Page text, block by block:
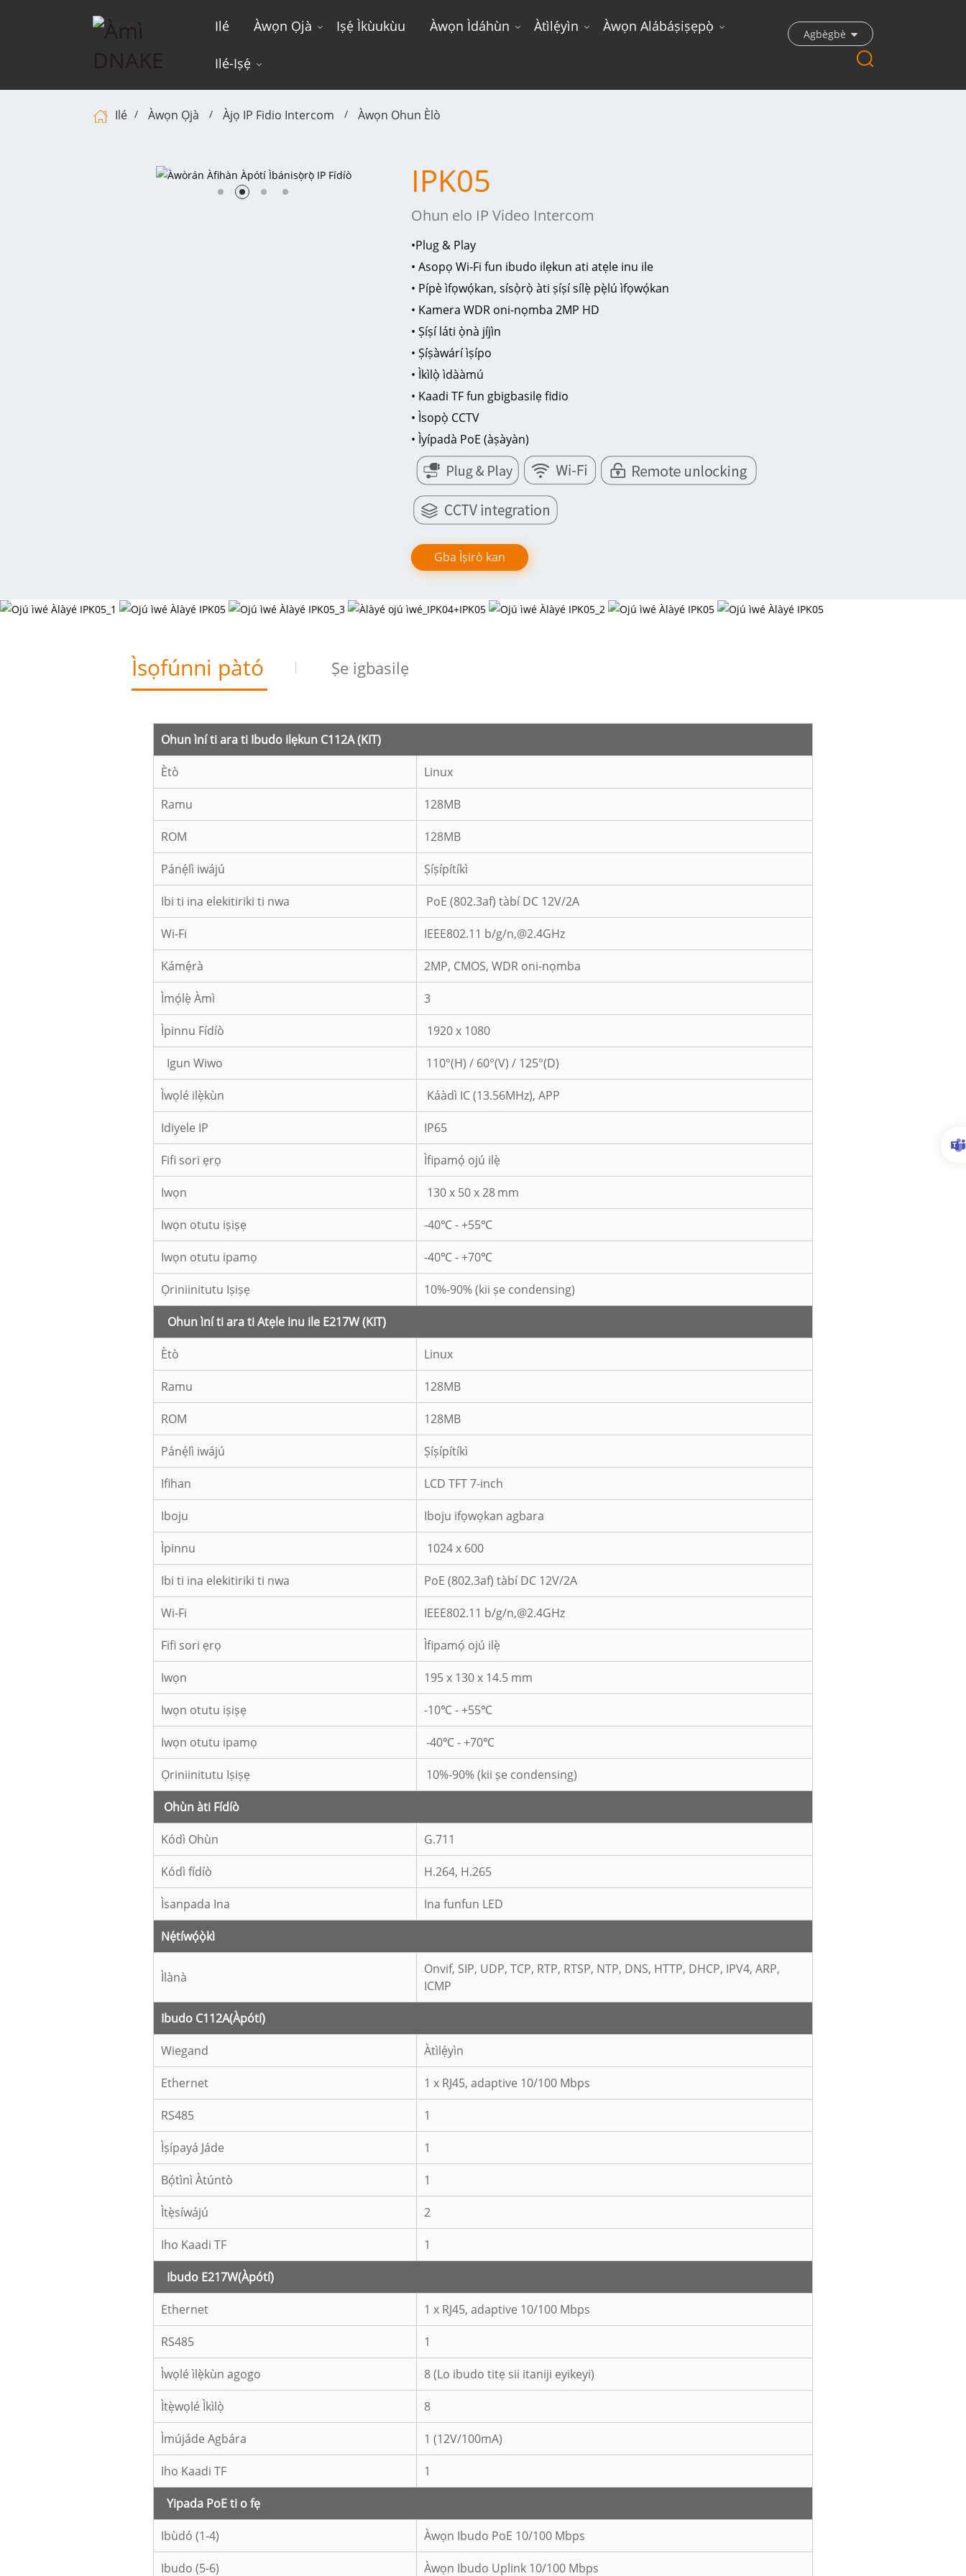
Ilé Àwọn Ọjà Iṣẹ́ Ìkùukùu Àwọn Ìdáhùn Àtìlẹ́yìn Àwọn Alábáṣiṣẹpọ̀
Ilé-Iṣẹ́
Agbègbè
Ilé Àwọn Ọjà Àjọ IP Fidio Intercom Àwọn Ohun Èlò
IPK05
Ohun elo IP Video Intercom
•Plug & Play
• Asopọ Wi-Fi fun ibudo ilẹkun ati atẹle inu ile
• Pípè ìfọwọ́kan, sísọ̀rọ̀ àti ṣíṣí sílẹ̀ pẹ̀lú ìfọwọ́kan
• Kamera WDR oni-nọmba 2MP HD
• Ṣíṣí láti ọ̀nà jíjìn
• Ṣíṣàwárí ìṣípo
• Ìkìlọ̀ ìdààmú
• Kaadi TF fun gbigbasilẹ fidio
• Ìsopọ̀ CCTV
• Ìyípadà PoE (àṣàyàn)
Gba Ìṣirò kan
Ìsọfúnni pàtó Ṣe igbasilẹ
Ohun ìní ti ara ti Ibudo ilẹkun C112A (KIT)
Ètò Linux
Ramu 128MB
ROM 128MB
Pánẹ́lì iwájú Ṣíṣípítíkì
Ibi ti ina elekitiriki ti nwa PoE (802.3af) tàbí DC 12V/2A
Wi-Fi IEEE802.11 b/g/n,@2.4GHz
Kámẹ́rà 2MP, CMOS, WDR oni-nọmba
Ìmọ́lẹ̀ Àmì 3
Ìpinnu Fídíò 1920 x 1080
Igun Wiwo 110°(H) / 60°(V) / 125°(D)
Ìwọlé ilẹ̀kùn Káàdì IC (13.56MHz), APP
Idiyele IP IP65
Fifi sori ẹrọ Ìfipamọ́ ojú ilẹ̀
Iwọn 130 x 50 x 28mm
Iwọn otutu iṣiṣẹ -40℃ - +55℃
Iwọn otutu ipamọ -40℃ - +70℃
Ọriniinitutu Iṣiṣẹ 10%-90% (kii ṣe condensing)
Ohun ìní ti ara ti Atẹle inu ile E217W (KIT)
Ètò Linux
Ramu 128MB
ROM 128MB
Pánẹ́lì iwájú Ṣíṣípítíkì
Ifihan LCD TFT 7-inch
Iboju Iboju ifọwọkan agbara
Ìpinnu 1024 x 600
Ibi ti ina elekitiriki ti nwa PoE (802.3af) tàbí DC 12V/2A
Wi-Fi IEEE802.11 b/g/n,@2.4GHz
Fifi sori ẹrọ Ìfipamọ́ ojú ilẹ̀
Iwọn 195 x 130 x 14.5 mm
Iwọn otutu iṣiṣẹ -10℃ - +55℃
Iwọn otutu ipamọ -40℃ - +70℃
Ọriniinitutu Iṣiṣẹ 10%-90% (kii ṣe condensing)
Ohùn àti Fídíò
Kódì Ohùn G.711
Kódì fídíò H.264, H.265
Ìsanpada Ina Ina funfun LED
Nẹ́tíwọ́ọ̀kì
Ìlànà
Onvif, SIP, UDP, TCP, RTP, RTSP, NTP, DNS, HTTP, DHCP, IPV4, ARP,
ICMP
Ibudo C112A(Àpótí)
Wiegand Àtìlẹ́yìn
Ethernet 1 x RJ45, adaptive 10/100 Mbps
RS485 1
Ìṣípayá Jáde 1
Bọ́tìnì Àtúntò 1
Ìtẹ̀síwájú 2
Iho Kaadi TF 1
Ibudo E217W(Àpótí)
Ethernet 1 x RJ45, adaptive 10/100 Mbps
RS485 1
Ìwọlé ìlẹ̀kùn agogo 8 (Lo ibudo titẹ sii itaniji eyikeyi)
Ìtẹ̀wọlé Ìkìlọ̀ 8
Ìmújáde Agbára 1 (12V/100mA)
Iho Kaadi TF 1
Yipada PoE ti o fẹ
Ibùdó (1-4) Àwọn Ibudo PoE 10/100 Mbps
Ibudo (5-6) Àwọn Ibudo Uplink 10/100 Mbps